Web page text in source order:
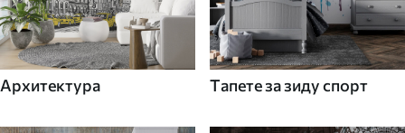
Архитектура Tапете за зиду спорт